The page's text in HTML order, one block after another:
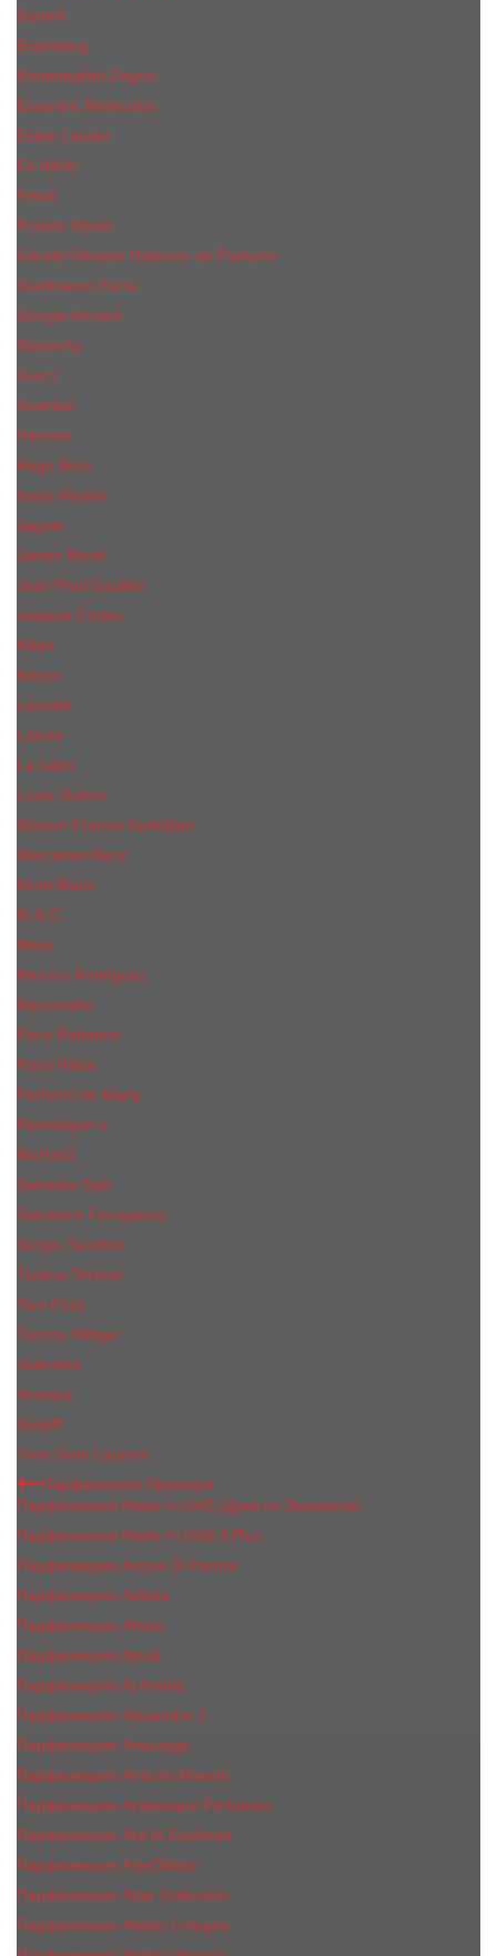
Dunhill
Eisenberg
Ermenegildo Zegna
Escentric Molecules
Еsteе Lаudеr
Ex Nihilo
Fendi
Franck Olivier
Gerald Ghislain Histoires de Parfums
Gianfranco Ferre
Giorgio Armani
Givenchy
Gucci
Guerlain
Hermes
Hugo Boss
Issey Miyake
Jaguar
James Bond
Jean Paul Gaultier
Joaquin Сortes
Kilian
Kenzo
Lacoste
Lanvin
Le Labo
Louis Vuitton
Maison Francis Kurkdjian
Mercedes-Benz
Mont Blanc
M.А.C.
Mexx
Narciso Rodriguez
Nasomatto
Paco Rabanne
Paris Hilton
Parfums de Marly
Penhaligon​'s
RicHarD
Salvador Dali
Salvatore Ferragamo
Sergio Tacchini
Tiziana Terenzi
Tom Ford
Tommy Hilfiger
Valentino
Versace
Xerjoff
Yves Saint Laurent
Парфюмерия Премиум
Парфюмерия Made In UAE (Духи из Эмиратов)
Парфюмерия Made In UAE A Plus
Парфюмерия Acqua Di Parma
Парфюмерия Adisha
Парфюмерия Afnan
Парфюмерия Ajmal
Парфюмерия Aj Arabia
Парфюмерия Alexandre J.
Парфюмерия Amouage
Парфюмерия Antonio Maretti
Парфюмерия Arabesque Perfumes
Парфюмерия Ard Al Zaafaran
Парфюмерия ArteOlfatto
Парфюмерия Attar Collection
Парфюмерия Atelier Cologne